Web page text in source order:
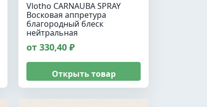
Vlotho CARNAUBA SPRAY
Восковая аппретура
благородный блеск
нейтральная
от 330,40 ₽
Открыть товар